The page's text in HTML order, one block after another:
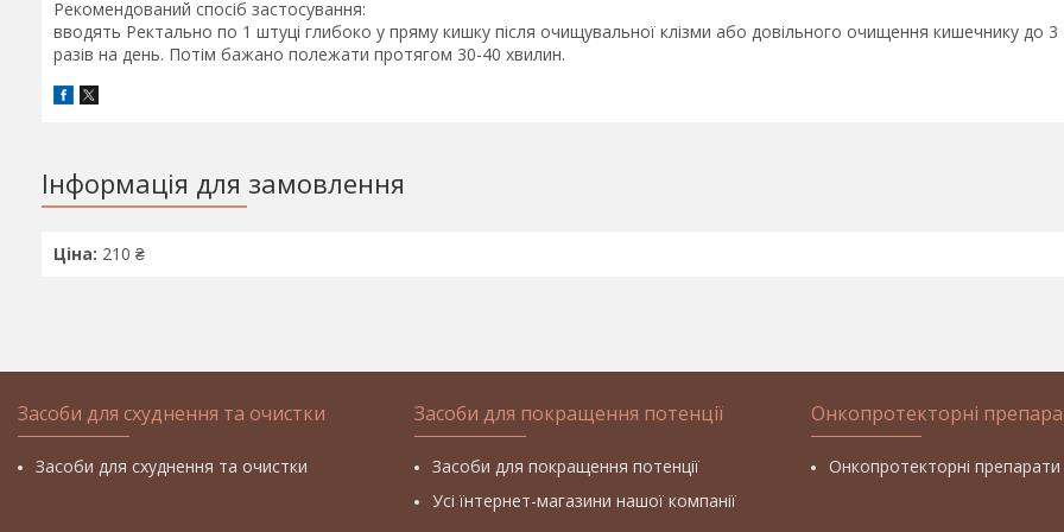
Рекомендований спосіб застосування:
вводять Ректально по 1 штуці глибоко у пряму кишку після очищувальної клізми або довільного очищення кишечнику до 3
разів на день. Потім бажано полежати протягом 30-40 хвилин.
Інформація для замовлення
Ціна: 210 ₴
Засоби для схуднення та очистки
Засоби для схуднення та очистки
Засоби для покращення потенції
Засоби для покращення потенції
Усі їнтернет-магазини нашої компанії
Онкопротекторні
Онкопротекторні препарати